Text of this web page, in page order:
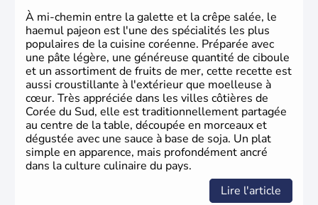
À mi-chemin entre la galette et la crêpe salée, le
haemul pajeon est l'une des spécialités les plus
populaires de la cuisine coréenne. Préparée avec
une pâte légère, une généreuse quantité de ciboule
et un assortiment de fruits de mer, cette recette est
aussi croustillante à l'extérieur que moelleuse à
cœur. Très appréciée dans les villes côtières de
Corée du Sud, elle est traditionnellement partagée
au centre de la table, découpée en morceaux et
dégustée avec une sauce à base de soja. Un plat
simple en apparence, mais profondément ancré
dans la culture culinaire du pays.
Lire l'article